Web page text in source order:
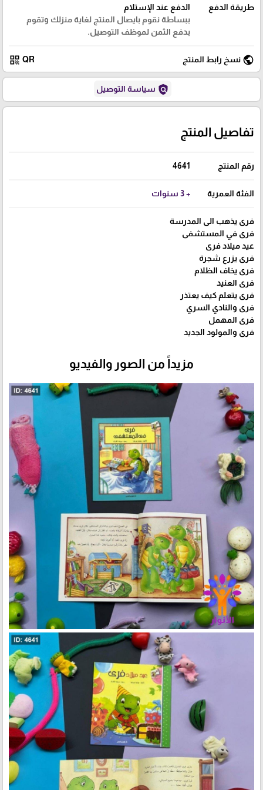
طريقة الدفع
الدفع عند الإستلام
ببساطة نقوم بايصال المنتج لغاية منزلك وتقوم
بدفع الثمن لموظف التوصيل.
public نسخ رابط المنتج QR
qr_code
policy سياسة التوصيل
تفاصيل المنتج
رقم المنتج 4641
الفئة العمرية + 3 سنوات
فرى يذهب الى المدرسة
فرى في المستشفى
عيد ميلاد فرى
فرى يزرع شجرة
فرى يخاف الظلام
فرى العنيد
فرى يتعلم كيف يعتذر
فرى والنادي السري
فرى المهمل
فرى والمولود الجديد
مزيداً من الصور والفيديو